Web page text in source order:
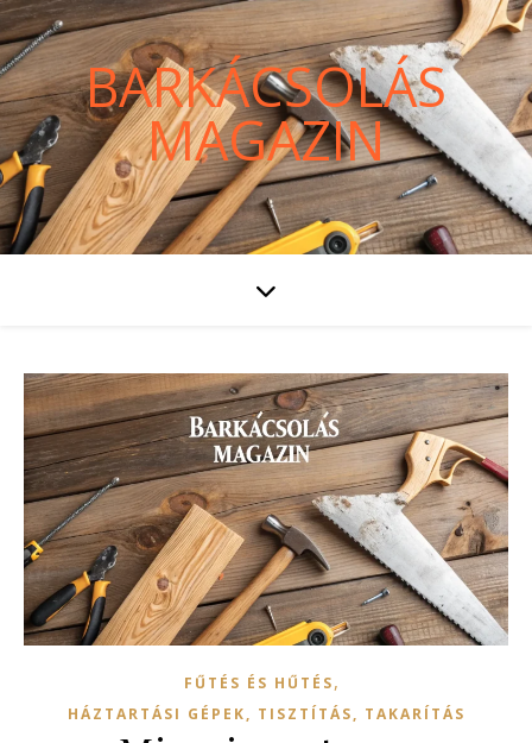
BARKÁCSOLÁS
MAGAZIN
FŰTÉS ÉS HŰTÉS,
HÁZTARTÁSI GÉPEK, TISZTÍTÁS, TAKARÍTÁS